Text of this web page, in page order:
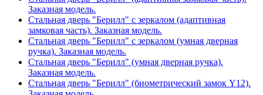
Заказная модель.
Стальная дверь "Берилл" с зеркалом (адаптивная
замковая часть). Заказная модель.
Стальная дверь "Берилл" с зеркалом (умная дверная
ручка). Заказная модель.
Стальная дверь "Берилл" (умная дверная ручка).
Заказная модель.
Стальная дверь "Берилл" (биометрический замок Y12).